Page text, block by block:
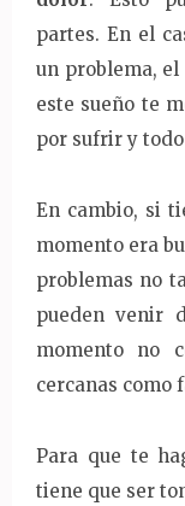
partes. En el
un problema, el
este sueño te
por sufrir y
En cambio, si
momento era
problemas no
pueden venir
momento no
cercanas como
Para que te
tiene que ser